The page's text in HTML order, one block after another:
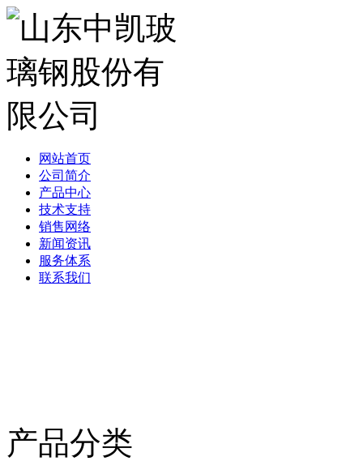
网站首页
公司简介
产品中心
技术支持
销售网络
新闻资讯
服务体系
联系我们
产品分类